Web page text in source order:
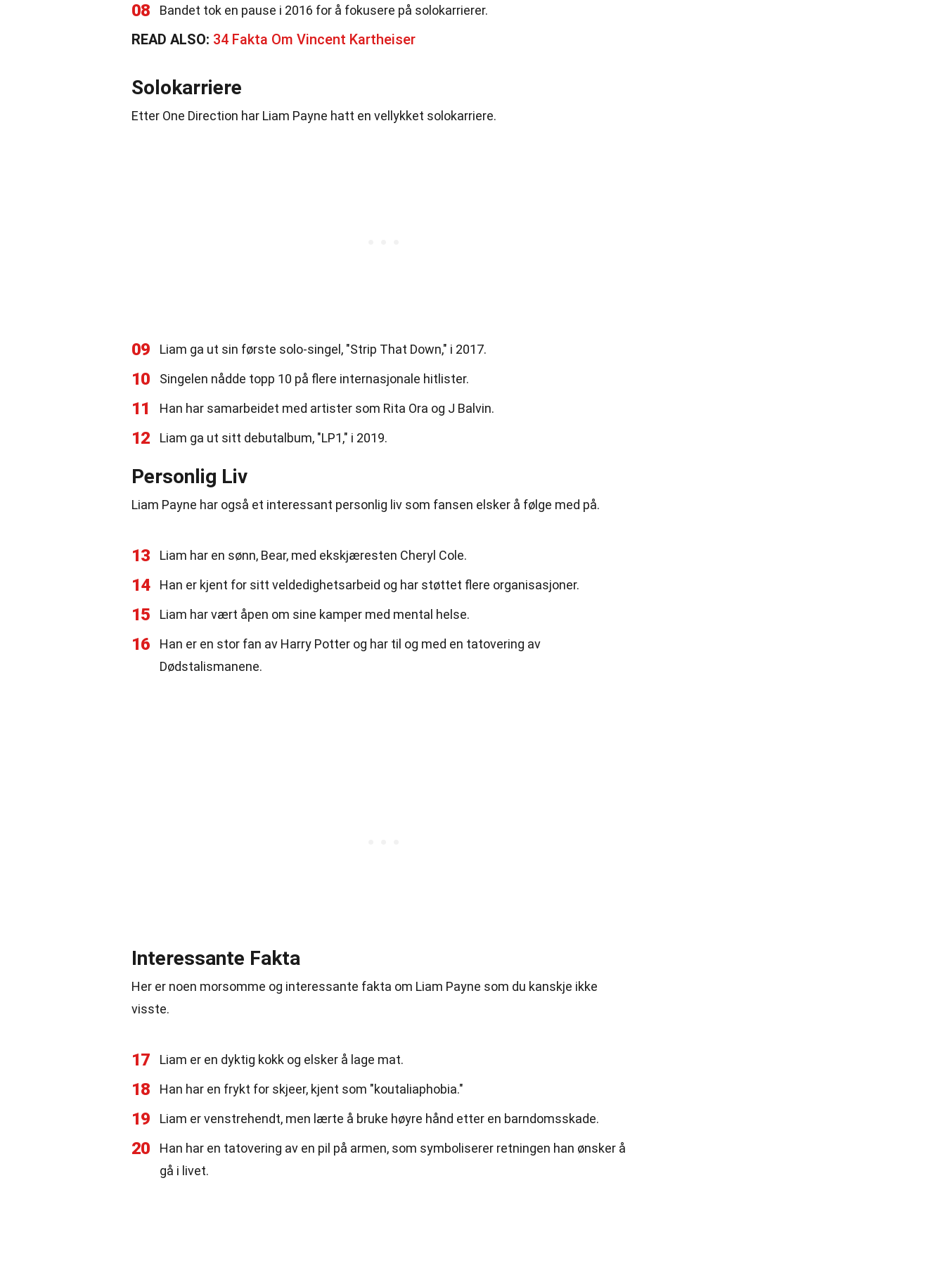
08 Bandet tok en pause i 2016 for å fokusere på solokarrierer.
READ ALSO: 34 Fakta Om Vincent Kartheiser
Solokarriere
Etter One Direction har Liam Payne hatt en vellykket solokarriere.
09 Liam ga ut sin første solo-singel, "Strip That Down," i 2017.
10 Singelen nådde topp 10 på flere internasjonale hitlister.
11 Han har samarbeidet med artister som Rita Ora og J Balvin.
12 Liam ga ut sitt debutalbum, "LP1," i 2019.
Personlig Liv
Liam Payne har også et interessant personlig liv som fansen elsker å følge med på.
13 Liam har en sønn, Bear, med ekskjæresten Cheryl Cole.
14 Han er kjent for sitt veldedighetsarbeid og har støttet flere organisasjoner.
15 Liam har vært åpen om sine kamper med mental helse.
16
Han er en stor fan av Harry Potter og har til og med en tatovering av
Dødstalismanene.
Interessante Fakta
Her er noen morsomme og interessante fakta om Liam Payne som du kanskje ikke
visste.
17 Liam er en dyktig kokk og elsker å lage mat.
18 Han har en frykt for skjeer, kjent som "koutaliaphobia."
19 Liam er venstrehendt, men lærte å bruke høyre hånd etter en barndomsskade.
20
Han har en tatovering av en pil på armen, som symboliserer retningen han ønsker å
gå i livet.